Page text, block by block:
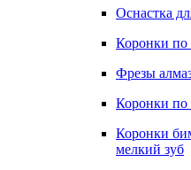
Оснастка
Коронки по
Фрезы
Коронки по
Коронки
мелкий зуб